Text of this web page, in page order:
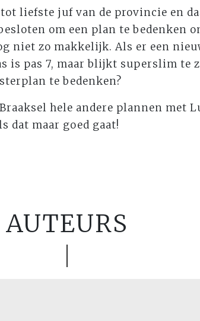
liefste juf van de provincie en
om een plan te bedenken
niet zo makkelijk. Als er een
is pas 7, maar blijkt superslim te
te bedenken?
hele andere plannen met
dat maar goed gaat!
AUTEURS